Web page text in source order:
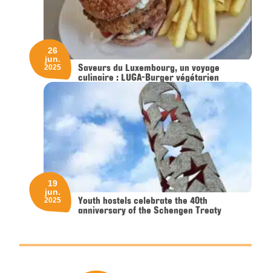
Saveurs du Luxembourg, un voyage
culinaire : LUGA-Burger végétarien
26
jun.
2025
Youth hostels celebrate the 40th
anniversary of the Schengen Treaty
19
jun.
2025